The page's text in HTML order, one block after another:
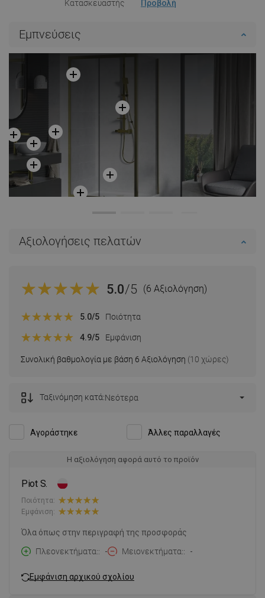
Κατασκευαστής Προβολή
Εμπνεύσεις
Αξιολογήσεις πελατών
5.0/5 (6 Αξιολόγηση)
Συνολική βαθμολογία με βάση 6 Αξιολόγηση (10 χώρες)
5.0/5 Ποιότητα
4.9/5 Εμφάνιση
Αγοράστηκε Άλλες παραλλαγές
Ταξινόμηση κατά:Νεότερα
Η αξιολόγηση αφορά αυτό το προϊόν
Piot S.
Ποιότητα:
Εμφάνιση:
Όλα όπως στην περιγραφή της προσφοράς
Πλεονεκτήματα:
- Μειονεκτήματα: -
Εμφάνιση αρχικού σχολίου